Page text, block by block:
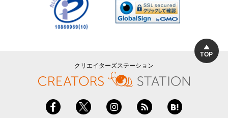
TOP
クリエイターズステーション